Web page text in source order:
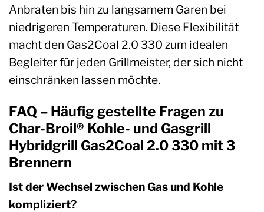
Anbraten bis hin zu langsamem Garen bei
niedrigeren Temperaturen. Diese Flexibilität
macht den Gas2Coal 2.0 330 zum idealen
Begleiter für jeden Grillmeister, der sich nicht
einschränken lassen möchte.
FAQ – Häufig gestellte Fragen zu
Char-Broil® Kohle- und Gasgrill
Hybridgrill Gas2Coal 2.0 330 mit 3
Brennern
Ist der Wechsel zwischen Gas und Kohle
kompliziert?